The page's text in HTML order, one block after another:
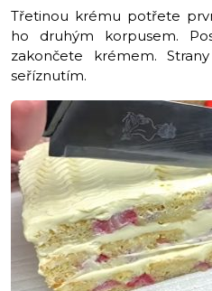
Třetinou krému potřete
ho druhým korpusem.
zakončete krémem.
seříznutím.